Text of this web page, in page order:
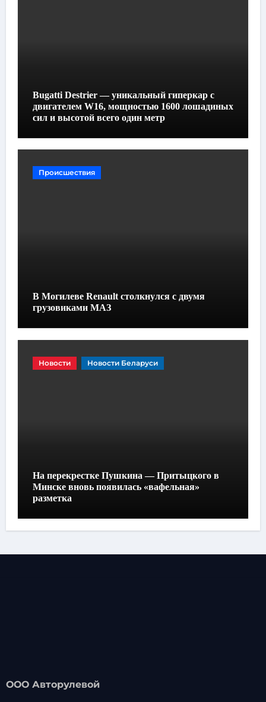
Bugatti Destrier — уникальный гиперкар с
двигателем W16, мощностью 1600 лошадиных
сил и высотой всего один метр
Происшествия
В Могилеве Renault столкнулся с двумя
грузовиками МАЗ
Новости Новости Беларуси
На перекрестке Пушкина — Притыцкого в
Минске вновь появилась «вафельная»
разметка
ООО Авторулевой